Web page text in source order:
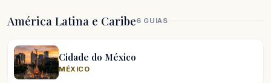
América Latina e Caribe6 GUIAS
Cidade do México
MÉXICO